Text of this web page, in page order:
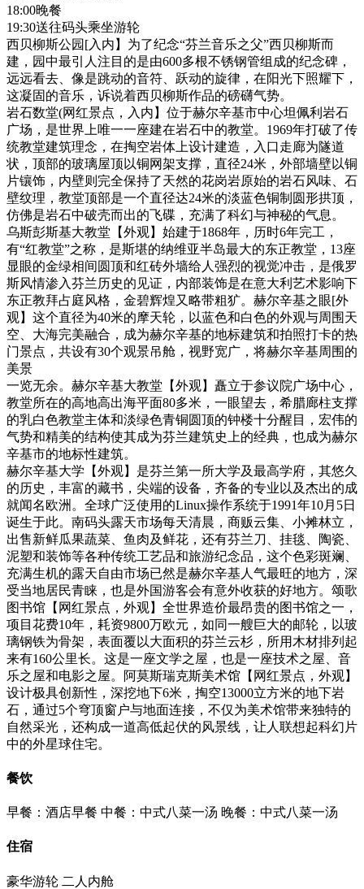
18:00晚餐
19:30送往码头乘坐游轮
西贝柳斯公园[入内】为了纪念“芬兰音乐之父”西贝柳斯而
建，园中最引人注目的是由600多根不锈钢管组成的纪念碑，
远远看去、像是跳动的音符、跃动的旋律，在阳光下照耀下，
这凝固的音乐，诉说着西贝柳斯作品的磅礴气势。
岩石数堂(网红景点，入内】位于赫尔辛基市中心坦佩利岩石
广场，是世界上唯一一座建在岩石中的教堂。1969年打破了传
统教堂建筑理念，在掏空岩体上设计建造，入口走廊为隧道
状，顶部的玻璃屋顶以铜网架支撑，直径24米，外部墙壁以铜
片镶饰，内壁则完全保持了天然的花岗岩原始的岩石风味、石
壁纹理，教堂顶部是一个直径达24米的淡蓝色铜制圆形拱顶，
仿佛是岩石中破壳而出的飞碟，充满了科幻与神秘的气息。
乌斯彭斯基大教堂【外观】始建于1868年，历时6年完工，
有“红教堂”之称，是斯堪的纳维亚半岛最大的东正教堂，13座
显眼的金绿相间圆顶和红砖外墙给人强烈的视觉冲击，是俄罗
斯风情渗入芬兰历史的见证，内部装饰是在意大利艺术影响下
东正教拜占庭风格，金碧辉煌又略带粗犷。赫尔辛基之眼[外
观】这个直径为40米的摩天轮，以蓝色和白色的外观与周围天
空、大海完美融合，成为赫尔辛基的地标建筑和拍照打卡的热
门景点，共设有30个观景吊舱，视野宽广，将赫尔辛基周围的
美景
一览无余。赫尔辛基大教堂【外观】矗立于参议院广场中心，
教堂所在的高地高出海平面80多米，一眼望去，希腊廊柱支撑
的乳白色教堂主体和淡绿色青铜圆顶的钟楼十分醒目，宏伟的
气势和精美的结构使其成为芬兰建筑史上的经典，也成为赫尔
辛基市的地标性建筑。
赫尔辛基大学【外观】是芬兰第一所大学及最高学府，其悠久
的历史，丰富的藏书，尖端的设备，齐备的专业以及杰出的成
就闻名欧洲。全球广泛使用的Linux操作系统于1991年10月5日
诞生于此。南码头露天市场每天清晨，商贩云集、小摊林立，
出售新鲜瓜果蔬菜、鱼肉及鲜花，还有芬兰刀、挂毯、陶瓷、
泥塑和装饰等各种传统工艺品和旅游纪念品，这个色彩斑斓、
充满生机的露天自由市场已然是赫尔辛基人气最旺的地方，深
受当地居民青睐，也是外国游客会有意外收获的好地方。颂歌
图书馆【网红景点，外观】全世界造价最昂贵的图书馆之一，
项目花费10年，耗资9800万欧元，如同一艘巨大的邮轮，以玻
璃钢铁为骨架，表面覆以大面积的芬兰云杉，所用木材排列起
来有160公里长。这是一座文学之屋，也是一座技术之屋、音
乐之屋和电影之屋。阿莫斯瑞克斯美术馆【网红景点，外观】
设计极具创新性，深挖地下6米，掏空13000立方米的地下岩
石，通过5个穹顶窗户与地面连接，不仅为美术馆带来独特的
自然采光，还构成一道高低起伏的风景线，让人联想起科幻片
中的外星球住宅。
餐饮
早餐：酒店早餐 中餐：中式八菜一汤 晚餐：中式八菜一汤
住宿
豪华游轮 二人内舱